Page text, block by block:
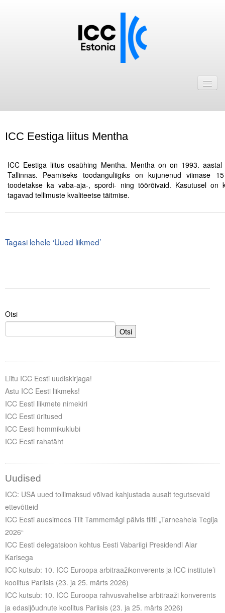
ICC Eesti liikmebaas
Liikmete pakkumised
Astu ICC Eesti liikmeks!
Tegevused
Arvamus
Digiraamatukogu
Juhendid ja väljaanded
Videod
Kontakt
Oskusteave
Incoterms® 2020
Abimaterjalid
Projektid
ICC Eestiga liitus Mentha
ICC Eestiga liitus osaühing Mentha. Mentha on on 1993.
Tallinnas. Peamiseks toodanguliigiks on kujunenud viimase
toodetakse ka vaba-aja-, spordi- ning töörõivaid. Kasutusel on
tagavad tellimuste kvaliteetse täitmise.
Tagasi lehele ‘Uued liikmed’
Otsi
Otsi
Liitu ICC Eesti uudiskirjaga!
Astu ICC Eesti liikmeks!
ICC Eesti liikmete nimekiri
ICC Eesti üritused
ICC Eesti hommikuklubi
ICC Eesti rahatäht
Uudised
ICC: USA uued tollimaksud võivad kahjustada ausalt tegutsevaid
ettevõtteid
ICC Eesti auesimees Tiit Tammemägi pälvis tiitli „Tarneahela Tegija
2026“
ICC Eesti delegatsioon kohtus Eesti Vabariigi Presidendi Alar
Karisega
ICC kutsub: 10. ICC Euroopa arbitraažikonverents ja ICC institute’i
koolitus Pariisis (23. ja 25. märts 2026)
ICC kutsub: 10. ICC Euroopa rahvusvahelise arbitraaži konverents
ja edasijõudnute koolitus Pariisis (23. ja 25. märts 2026)